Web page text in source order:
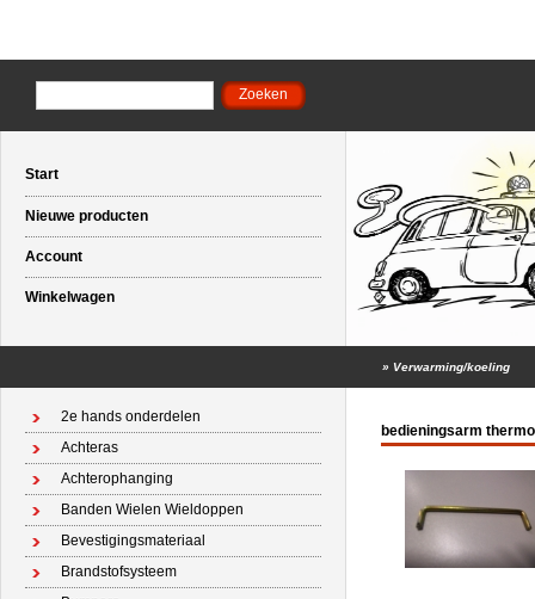
Start
Nieuwe producten
Account
Winkelwagen
» Verwarming/koeling
2e hands onderdelen
Achteras
Achterophanging
Banden Wielen Wieldoppen
Bevestigingsmateriaal
Brandstofsysteem
bedieningsarm